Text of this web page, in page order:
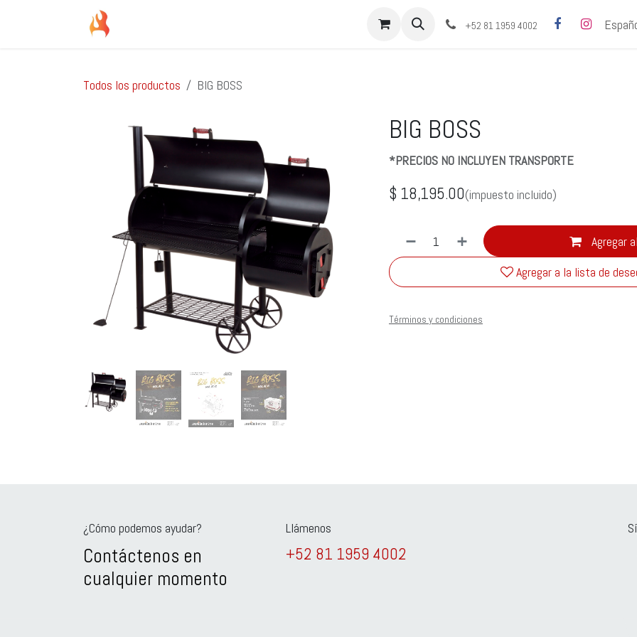
Cita Contáctenos+52 81 1959 4002
Todos los productos BIG BOSS
BIG BOSS
*PRECIOS NO INCLUYEN TRANSPORTE
$ 18,195.00(impuesto incluido)
Agregar
Agregar a la lista de
Términos y condiciones
¿Cómo podemos ayudar?
Contáctenos en
cualquier momento
Llámenos
+52 81 1959 4002